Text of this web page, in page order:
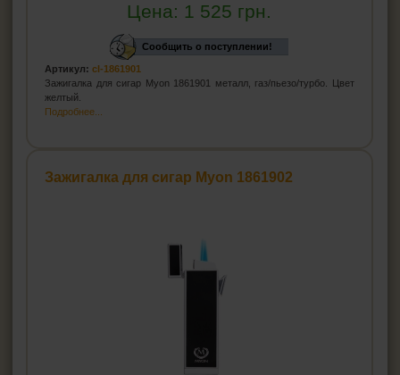
Цена: 1 525 грн.
Сообщить о поступлении!
Артикул: cl-1861901
Зажигалка для сигар Myon 1861901 металл, газ/пьезо/турбо. Цвет
желтый.
Подробнее...
Зажигалка для сигар Myon 1861902